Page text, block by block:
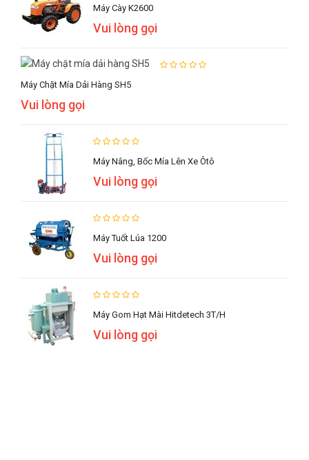
Máy Cày K2600
Vui lòng gọi
Máy Chặt Mía Dải Hàng SH5
Vui lòng gọi
Máy Nâng, Bốc Mía Lên Xe Ôtô
Vui lòng gọi
Máy Tuốt Lúa 1200
Vui lòng gọi
Máy Gom Hạt Mài Hitdetech 3T/h
Vui lòng gọi